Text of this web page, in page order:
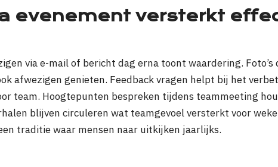
evenement versterkt
via e-mail of bericht dag erna toont waardering. Foto’s
afwezigen genieten. Feedback vragen helpt bij het
team. Hoogtepunten bespreken tijdens teammeeting
blijven circuleren wat teamgevoel versterkt voor
traditie waar mensen naar uitkijken jaarlijks.